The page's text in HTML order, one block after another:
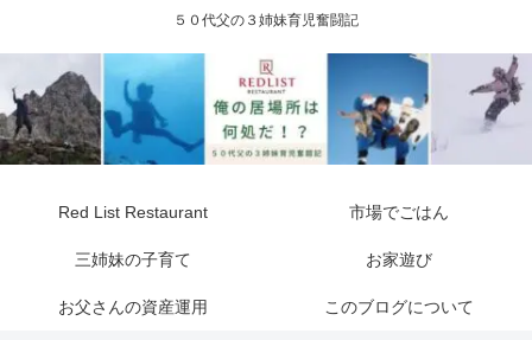
５０代父の３姉妹育児奮闘記
Red List Restaurant 市場でごはん
三姉妹の子育て お家遊び
お父さんの資産運用 このブログについて